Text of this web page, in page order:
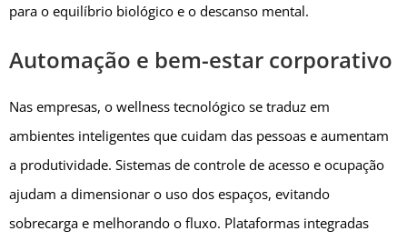
para o equilíbrio biológico e o descanso mental.
Automação e bem-estar corporativo
Nas empresas, o wellness tecnológico se traduz em
ambientes inteligentes que cuidam das pessoas e aumentam
a produtividade. Sistemas de controle de acesso e ocupação
ajudam a dimensionar o uso dos espaços, evitando
sobrecarga e melhorando o fluxo. Plataformas integradas